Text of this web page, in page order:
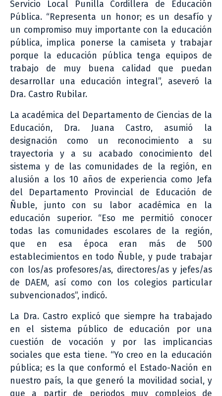
Servicio Local Punilla Cordillera de Educación
Pública. “Representa un honor; es un desafío y
un compromiso muy importante con la educación
pública, implica ponerse la camiseta y trabajar
porque la educación pública tenga equipos de
trabajo de muy buena calidad que puedan
desarrollar una educación integral”, aseveró la
Dra. Castro Rubilar.
La académica del Departamento de Ciencias de la
Educación, Dra. Juana Castro, asumió la
designación como un reconocimiento a su
trayectoria y a su acabado conocimiento del
sistema y de las comunidades de la región, en
alusión a los 10 años de experiencia como Jefa
del Departamento Provincial de Educación de
Ñuble, junto con su labor académica en la
educación superior. “Eso me permitió conocer
todas las comunidades escolares de la región,
que en esa época eran más de 500
establecimientos en todo Ñuble, y pude trabajar
con los/as profesores/as, directores/as y jefes/as
de DAEM, así como con los colegios particular
subvencionados”, indicó.
La Dra. Castro explicó que siempre ha trabajado
en el sistema público de educación por una
cuestión de vocación y por las implicancias
sociales que esta tiene. “Yo creo en la educación
pública; es la que conformó el Estado-Nación en
nuestro país, la que generó la movilidad social, y
que a partir de periodos muy complejos de